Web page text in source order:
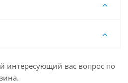
интересующий вас вопрос по